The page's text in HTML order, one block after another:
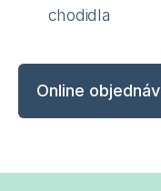
chodidla
Online